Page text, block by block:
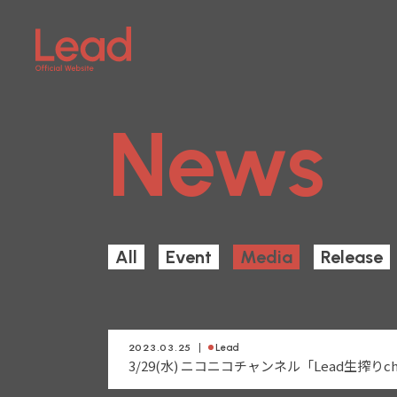
News
All Event Media Release
2023.03.25 Lead
3/29(水) ニコニコチャンネル「Lead生搾り